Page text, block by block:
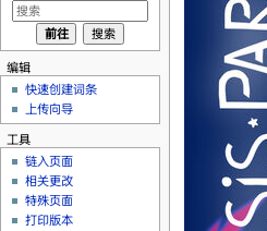
编辑
快速创建词条
上传向导
工具
链入页面
相关更改
特殊页面
打印版本